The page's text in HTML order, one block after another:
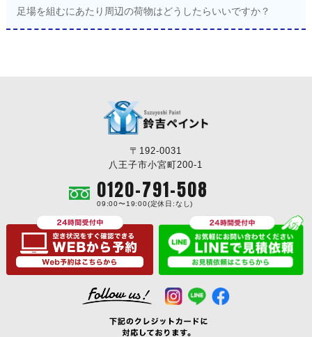
足場を組むにあたり周辺の荷物はどうしたらいいですか？
〒192-0031
八王子市小宮町200-1
0120-791-508
09:00〜19:00(定休日:なし)